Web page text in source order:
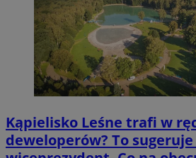
Kąpielisko Leśne trafi w
deweloperów? To sugeruje